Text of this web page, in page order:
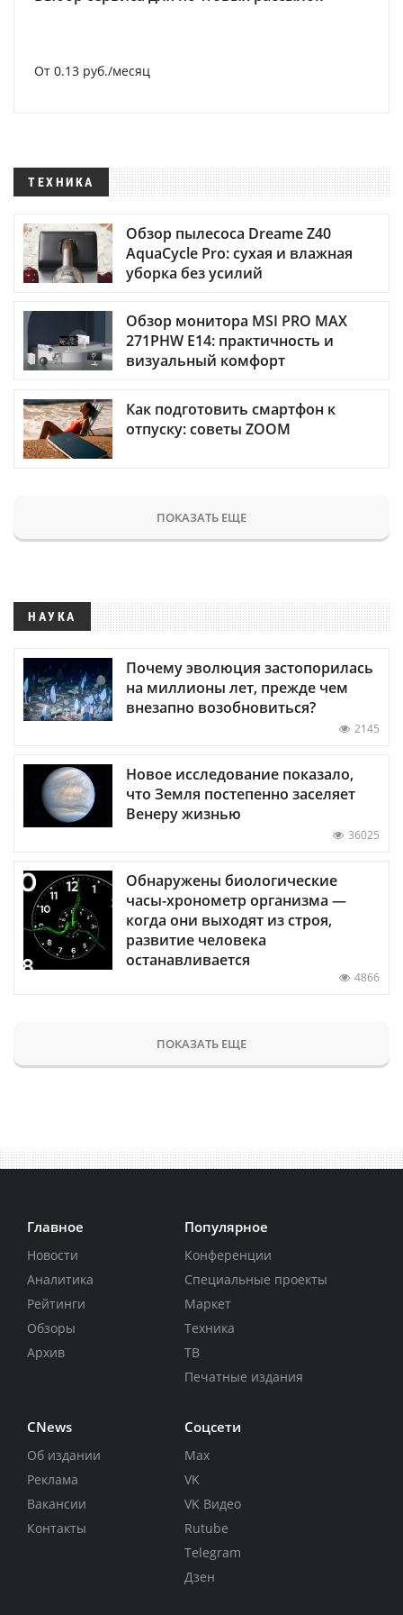
От 0.13 руб./месяц
ТЕХНИКА
Обзор пылесоса Dreame Z40
AquaCycle Pro: сухая и влажная
уборка без усилий
Обзор монитора MSI PRO MAX
271PHW E14: практичность и
визуальный комфорт
Как подготовить смартфон к
отпуску: советы ZOOM
ПОКАЗАТЬ ЕЩЕ
НАУКА
Почему эволюция застопорилась
на миллионы лет, прежде чем
внезапно возобновиться?
2145
Новое исследование показало,
что Земля постепенно заселяет
Венеру жизнью
36025
Обнаружены биологические
часы-хронометр организма —
когда они выходят из строя,
развитие человека
останавливается
4866
ПОКАЗАТЬ ЕЩЕ
Главное
Новости
Аналитика
Рейтинги
Обзоры
Архив
Популярное
Конференции
Специальные проекты
Маркет
Техника
ТВ
Печатные издания
CNews
Об издании
Реклама
Вакансии
Контакты
Соцсети
Max
VK
VK Видео
Rutube
Telegram
Дзен